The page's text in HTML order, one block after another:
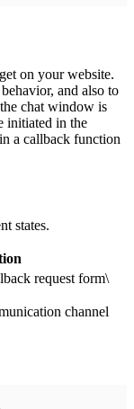
on your website.
and also to
chat window is
initiated in the
a callback function
states.
request form\
channel